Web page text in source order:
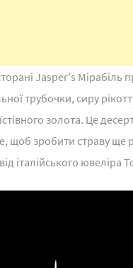
Jasper's
трубочки, сиру
золота. Це
зробити страву ще
італійського ювеліра